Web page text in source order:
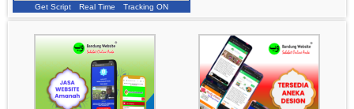
Get Script Real Time Tracking ON